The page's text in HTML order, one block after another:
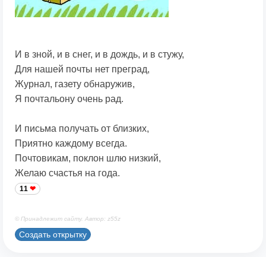
И в зной, и в снег, и в дождь, и в стужу,
Для нашей почты нет преград,
Журнал, газету обнаружив,
Я почтальону очень рад.
И письма получать от близких,
Приятно каждому всегда.
Почтовикам, поклон шлю низкий,
Желаю счастья на года.
11
© Принадлежит сайту. Автор: z55z
Создать открытку